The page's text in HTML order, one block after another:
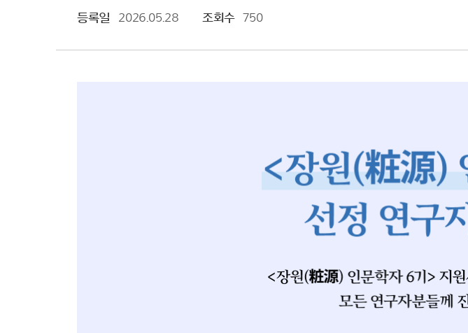
등록일 2026.05.28 조회수 750